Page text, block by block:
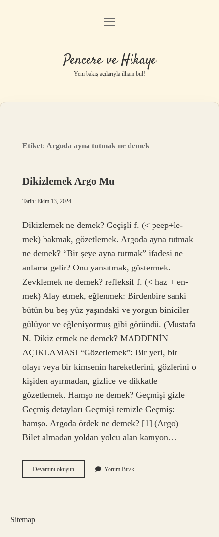
Anasayfa
Yasal Uyarı
menüyü
Pencere ve Hikaye
Yeni bakış açılarıyla ilham bul!
Etiket: Argoda ayna tutmak ne demek
Dikizlemek Argo Mu
Tarih: Ekim 13, 2024
Dikizlemek ne demek? Geçişli f. (< peep+le-
mek) bakmak, gözetlemek. Argoda ayna tutmak
ne demek? “Bir şeye ayna tutmak” ifadesi ne
anlama gelir? Onu yansıtmak, göstermek.
Zevklemek ne demek? refleksif f. (< haz + en-
mek) Alay etmek, eğlenmek: Birdenbire sanki
bütün bu beş yüz yaşındaki ve yorgun biniciler
gülüyor ve eğleniyormuş gibi göründü. (Mustafa
N. Dikiz etmek ne demek? MADDENİN
AÇIKLAMASI “Gözetlemek”: Bir yeri, bir
olayı veya bir kimsenin hareketlerini, gözlerini o
kişiden ayırmadan, gizlice ve dikkatle
gözetlemek. Hamşo ne demek? Geçmişi gizle
Geçmiş detayları Geçmişi temizle Geçmiş:
hamşo. Argoda ördek ne demek? [1] (Argo)
Bilet almadan yoldan yolcu alan kamyon…
Devamını okuyunDikizlemek
Argo
Yorum Bırak
Sitemap